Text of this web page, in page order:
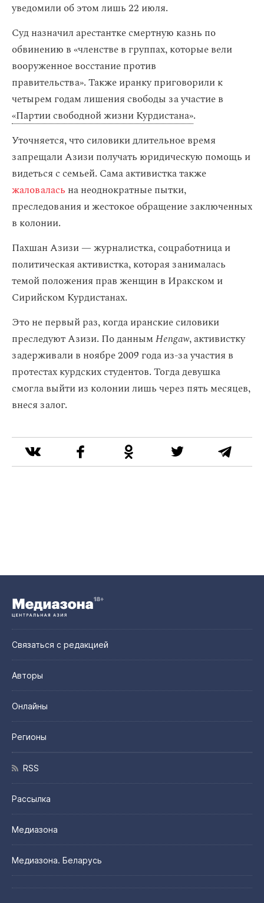
уведомили об этом лишь 22 июля.
Суд назначил арестантке смертную казнь по
обвинению в «членстве в группах, которые вели
вооруженное восстание против
правительства». Также иранку приговорили к
четырем годам лишения свободы за участие в
«Партии свободной жизни Курдистана».
Уточняется, что силовики длительное время
запрещали Азизи получать юридическую помощь и
видеться с семьей. Сама активистка также
жаловалась на неоднократные пытки,
преследования и жестокое обращение заключенных
в колонии.
Пахшан Азизи — журналистка, соцработница и
политическая активистка, которая занималась
темой положения прав женщин в Иракском и
Сирийском Курдистанах.
Это не первый раз, когда иранские силовики
преследуют Азизи. По даннымHengaw, активистку
задерживали в ноябре 2009 года из-за участия в
протестах курдских студентов. Тогда девушка
смогла выйти из колонии лишь через пять месяцев,
внеся залог.
Связаться с редакцией
Авторы
Онлайны
Регионы
RSS
Рассылка
Медиазона
Медиазона. Беларусь